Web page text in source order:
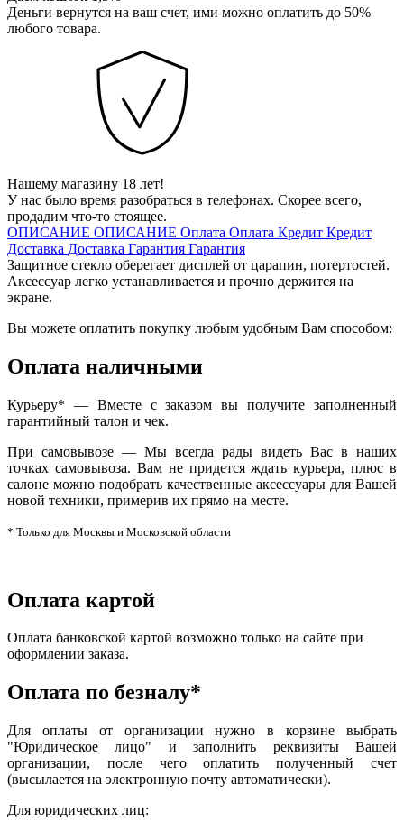
Деньги вернутся на ваш счет, ими можно оплатить до 50%
любого товара.
Нашему магазину 18 лет!
У нас было время разобраться в телефонах. Скорее всего,
продадим что-то стоящее.
ОПИСАНИЕ ОПИСАНИЕ Оплата Оплата Кредит Кредит
Доставка Доставка Гарантия Гарантия
Защитное стекло оберегает дисплей от царапин, потертостей.
Аксессуар легко устанавливается и прочно держится на
экране.
Вы можете оплатить покупку любым удобным Вам способом:
Оплата наличными
Курьеру* — Вместе с заказом вы получите заполненный
гарантийный талон и чек.
При самовывозе — Мы всегда рады видеть Вас в наших
точках самовывоза. Вам не придется ждать курьера, плюс в
салоне можно подобрать качественные аксессуары для Вашей
новой техники, примерив их прямо на месте.
* Только для Москвы и Московской области
Оплата картой
Оплата банковской картой возможно только на сайте при
оформлении заказа.
Оплата по безналу*
Для оплаты от организации нужно в корзине выбрать
"Юридическое лицо" и заполнить реквизиты Вашей
организации, после чего оплатить полученный счет
(высылается на электронную почту автоматически).
Для юридических лиц: